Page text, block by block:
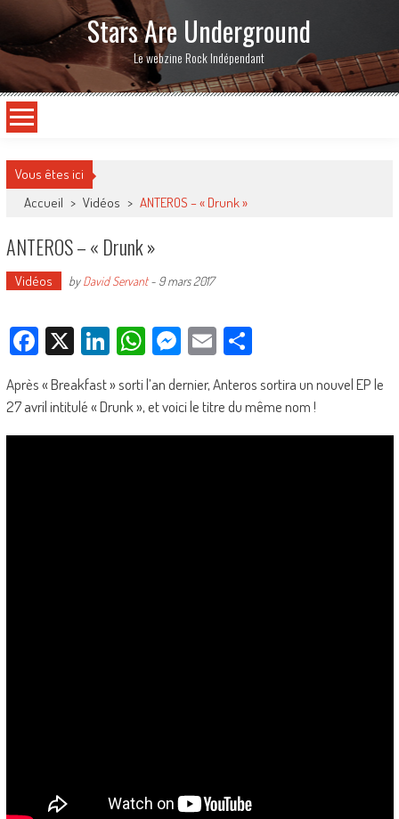
Stars Are Underground
Le webzine Rock Indépendant
Vous êtes ici
Accueil > Vidéos > ANTEROS – « Drunk »
ANTEROS – « Drunk »
Vidéos byDavid Servant- 9 mars 2017
Facebook
X LinkedIn
WhatsApp
Messenger
EmailPartager
Après « Breakfast » sorti l’an dernier, Anteros sortira un nouvel EP le
27 avril intitulé « Drunk », et voici le titre du même nom !